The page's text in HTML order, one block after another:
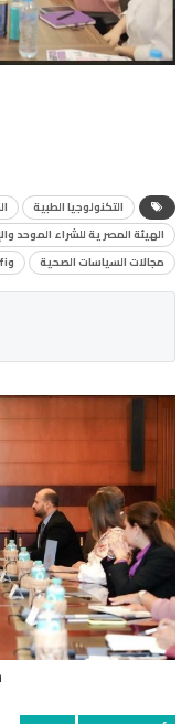
التكنولوجيا الطبية
الهيئة المصرية للشراء الموحد
مجالات السياسات الصحية
وSanofi